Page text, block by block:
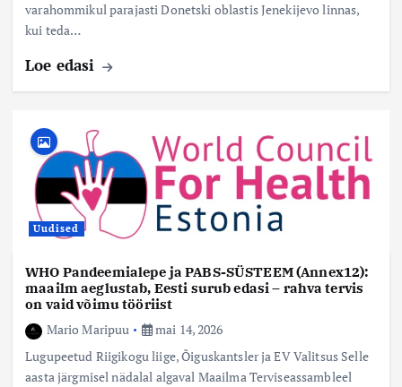
varahommikul parajasti Donetski oblastis Jenekijevo linnas,
kui teda…
Loe edasi
Uudised
WHO Pandeemialepe ja PABS-SÜSTEEM (Annex12):
maailm aeglustab, Eesti surub edasi – rahva tervis
on vaid võimu tööriist
Mario Maripuu
mai 14, 2026
Lugupeetud Riigikogu liige, Õiguskantsler ja EV Valitsus Selle
aasta järgmisel nädalal algaval Maailma Terviseassambleel